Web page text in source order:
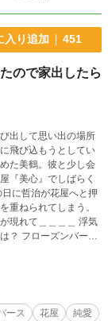
入り追加 451
ので家出したら
出して思い出の場所
飛び込もうとしてい
た美鶴。彼と少し会
『美心』でしばらく
に哲治が花屋へと押
重ねられてしまう。
て＿＿＿＿ 浮気
？ フローズンバース
※フローズ
ース設定になりま
まう。溶けた身体は
治してもらえるけ
ース 花屋 純愛